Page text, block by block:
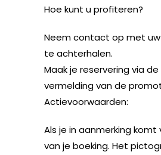
Hoe kunt u profiteren?
Neem contact op met
te achterhalen.
Maak je reservering via
vermelding van de
Actievoorwaarden:
Als je in aanmerking
van je boeking. Het